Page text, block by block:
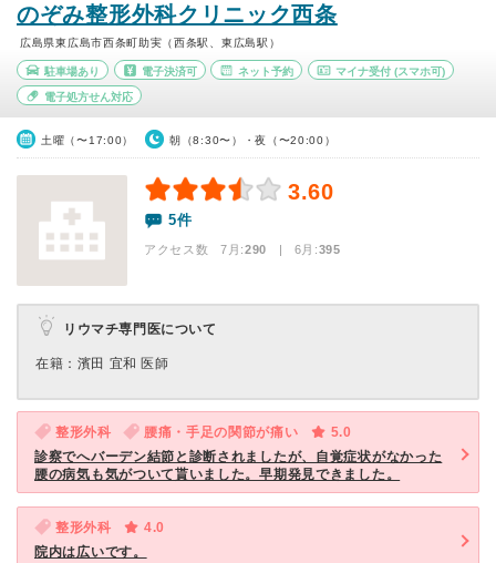
のぞみ整形外科クリニック西条
広島県東広島市西条町助実（西条駅、東広島駅）
駐車場あり 電子決済可 ネット予約 マイナ受付 (スマホ可)
電子処方せん対応
土曜（〜17:00） 朝（8:30〜）・夜（〜20:00）
3.60
5件
アクセス数 7月:290 | 6月:395
リウマチ専門医について
在籍：濱田 宜和 医師
整形外科 腰痛・手足の関節が痛い
5.0
診察でへバーデン結節と診断されましたが、自覚症状がなかった
腰の病気も気がついて貰いました。早期発見できました。
整形外科
4.0
院内は広いです。